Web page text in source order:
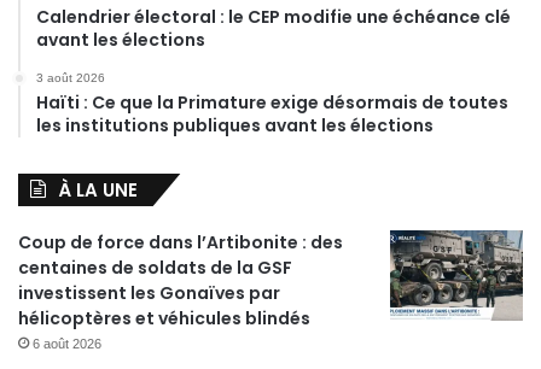
Calendrier électoral : le CEP modifie une échéance clé
avant les élections
3 août 2026
Haïti : Ce que la Primature exige désormais de toutes
les institutions publiques avant les élections
À LA UNE
Coup de force dans l’Artibonite : des
centaines de soldats de la GSF
investissent les Gonaïves par
hélicoptères et véhicules blindés
6 août 2026